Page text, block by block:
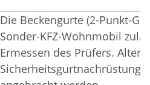
Die Beckengurte (2-Punkt-
Sonder-KFZ-Wohnmobil
Ermessen des Prüfers.
Sicherheitsgurtnachrüstung